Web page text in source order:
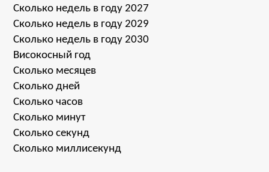
Сколько недель в году 2027
Сколько недель в году 2029
Сколько недель в году 2030
Високосный год
Сколько месяцев
Сколько дней
Сколько часов
Сколько минут
Сколько секунд
Сколько миллисекунд